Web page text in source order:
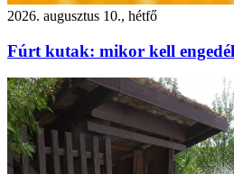
2026. augusztus 10., hétfő
Fúrt kutak: mikor kell